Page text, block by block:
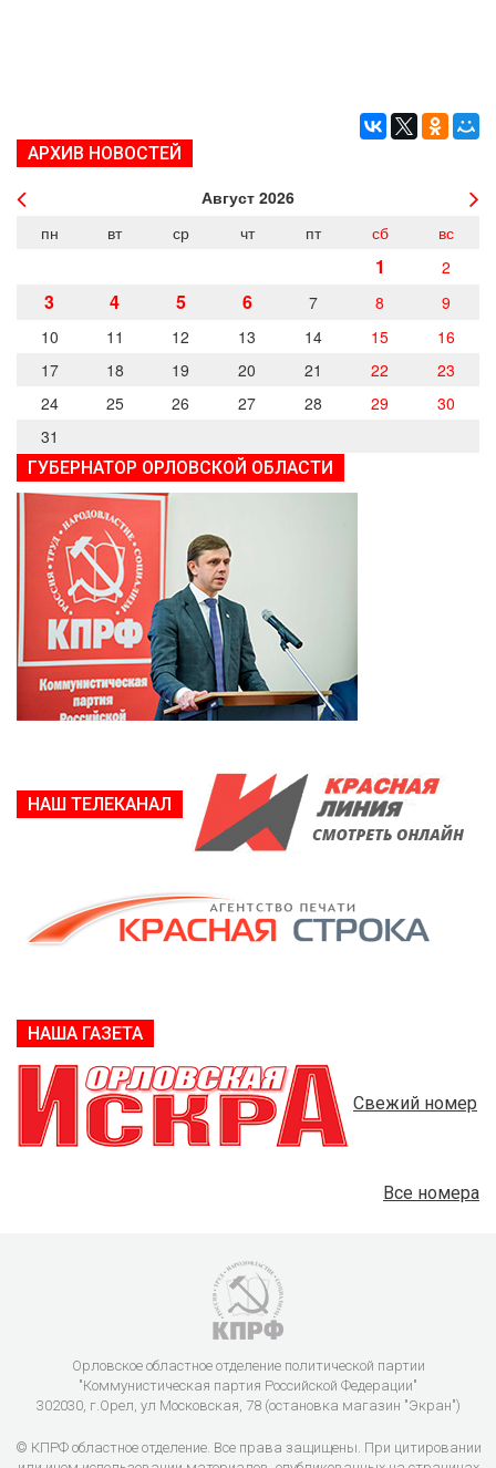
АРХИВ НОВОСТЕЙ
Август 2026
пн
вт ср чт пт сб вс
1 2
3 4 5 6 7 8
9
10
11 12 13 14 15
16
17
18 19 20 21 22
23
24
25 26 27 28 29
30
31
ГУБЕРНАТОР ОРЛОВСКОЙ ОБЛАСТИ
НАШ ТЕЛЕКАНАЛ
НАША ГАЗЕТА
Свежий номер
Все номера
Орловское областное отделение политической партии
"Коммунистическая партия Российской Федерации"
302030, г.Орел, ул Московская, 78 (остановка магазин "Экран")
© КПРФ областное отделение. Все права защищены. При цитировании